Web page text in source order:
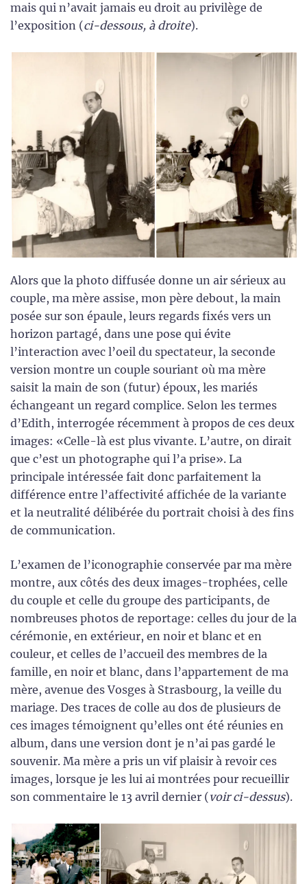
mais qui n’avait jamais eu droit au privilège de
l’exposition (ci-dessous, à droite).
Alors que la photo diffusée donne un air sérieux au
couple, ma mère assise, mon père debout, la main
posée sur son épaule, leurs regards fixés vers un
horizon partagé, dans une pose qui évite
l’interaction avec l’oeil du spectateur, la seconde
version montre un couple souriant où ma mère
saisit la main de son (futur) époux, les mariés
échangeant un regard complice. Selon les termes
d’Edith, interrogée récemment à propos de ces deux
images: «Celle-là est plus vivante. L’autre, on dirait
que c’est un photographe qui l’a prise». La
principale intéressée fait donc parfaitement la
différence entre l’affectivité affichée de la variante
et la neutralité délibérée du portrait choisi à des fins
de communication.
L’examen de l’iconographie conservée par ma mère
montre, aux côtés des deux images-trophées, celle
du couple et celle du groupe des participants, de
nombreuses photos de reportage: celles du jour de la
cérémonie, en extérieur, en noir et blanc et en
couleur, et celles de l’accueil des membres de la
famille, en noir et blanc, dans l’appartement de ma
mère, avenue des Vosges à Strasbourg, la veille du
mariage. Des traces de colle au dos de plusieurs de
ces images témoignent qu’elles ont été réunies en
album, dans une version dont je n’ai pas gardé le
souvenir. Ma mère a pris un vif plaisir à revoir ces
images, lorsque je les lui ai montrées pour recueillir
son commentaire le 13 avril dernier (voir ci-dessus).